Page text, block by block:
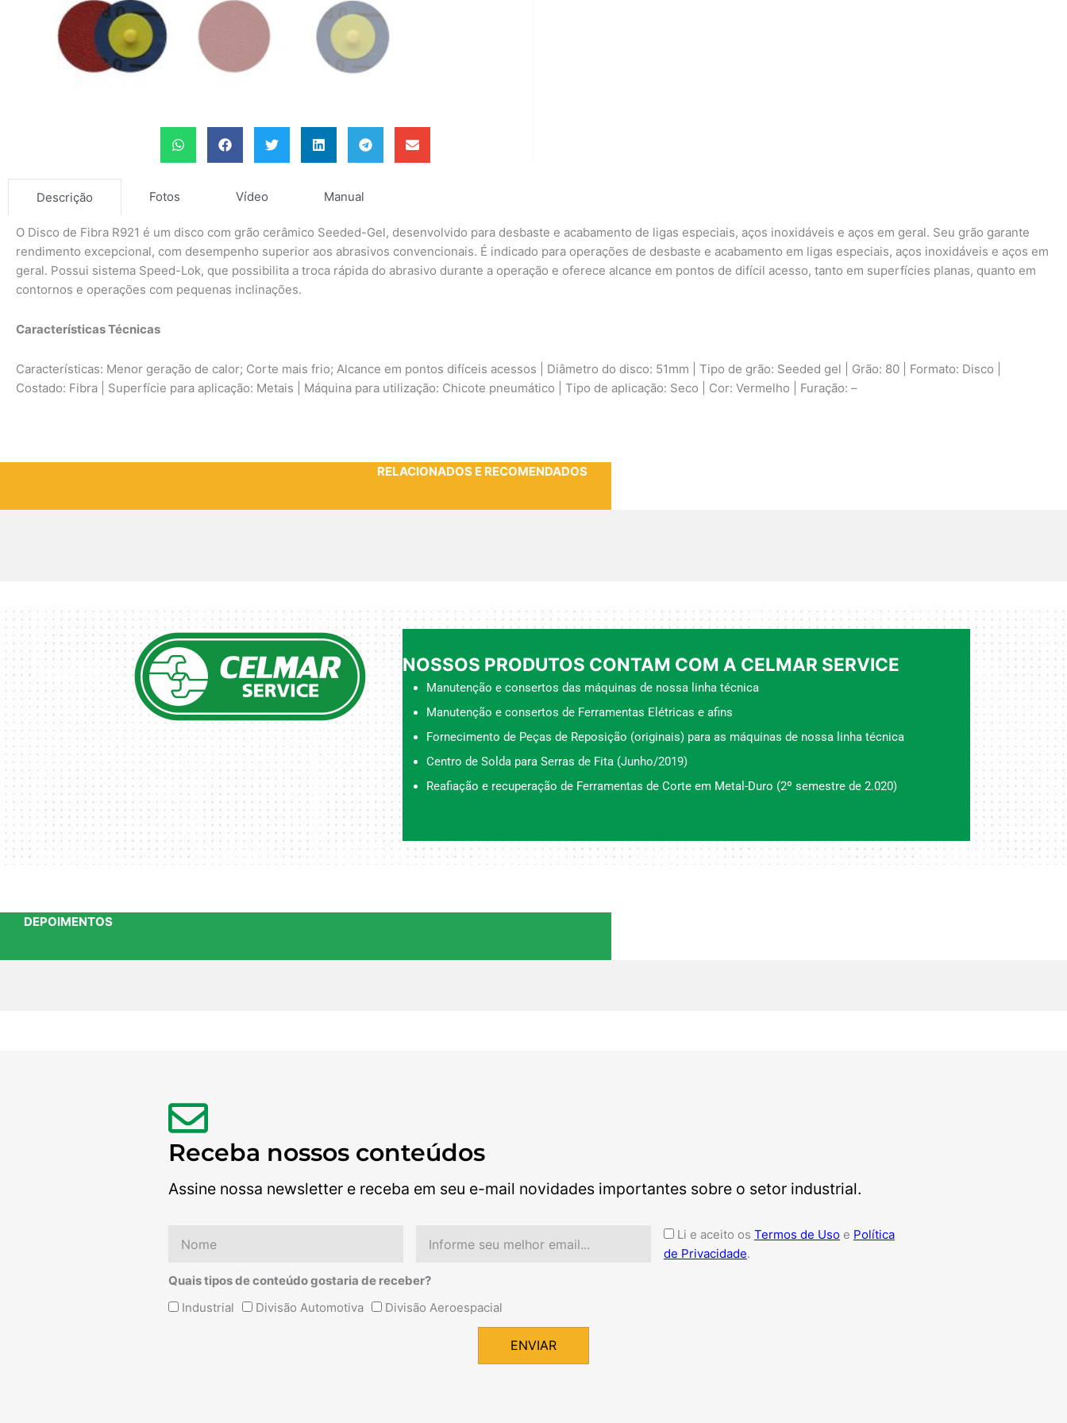
Descrição Fotos Vídeo Manual
O Disco de Fibra R921 é um disco com grão cerâmico Seeded-Gel, desenvolvido para desbaste e acabamento de ligas especiais, aços inoxidáveis e aços em geral. Seu grão garante
rendimento excepcional, com desempenho superior aos abrasivos convencionais. É indicado para operações de desbaste e acabamento em ligas especiais, aços inoxidáveis e aços em
geral. Possui sistema Speed-Lok, que possibilita a troca rápida do abrasivo durante a operação e oferece alcance em pontos de difícil acesso, tanto em superfícies planas, quanto em
contornos e operações com pequenas inclinações.
Características Técnicas
Características: Menor geração de calor; Corte mais frio; Alcance em pontos difíceis acessos | Diâmetro do disco: 51mm | Tipo de grão: Seeded gel | Grão: 80 | Formato: Disco |
Costado: Fibra | Superfície para aplicação: Metais | Máquina para utilização: Chicote pneumático | Tipo de aplicação: Seco | Cor: Vermelho | Furação: –
RELACIONADOS E RECOMENDADOS
NOSSOS PRODUTOS CONTAM COM A CELMAR SERVICE
Manutenção e consertos das máquinas de nossa linha técnica
Manutenção e consertos de Ferramentas Elétricas e afins
Fornecimento de Peças de Reposição (originais) para as máquinas de nossa linha técnica
Centro de Solda para Serras de Fita (Junho/2019)
Reafiação e recuperação de Ferramentas de Corte em Metal-Duro (2º semestre de 2.020)
DEPOIMENTOS
Receba nossos conteúdos
Assine nossa newsletter e receba em seu e-mail novidades importantes sobre o setor industrial.
Aceite
Li e aceito os Termos de Usoe Política
de Privacidade.
Quais tipos de conteúdo gostaria de receber?
QuaisIndustrial Divisão Automotiva Divisão Aeroespacial
ENVIAR